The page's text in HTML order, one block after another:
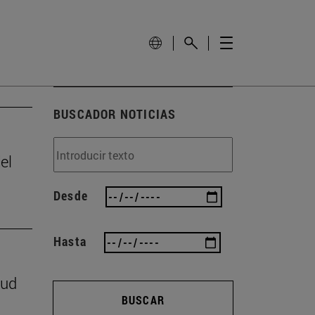
BUSCADOR NOTICIAS
Desde
Hasta
BUSCAR